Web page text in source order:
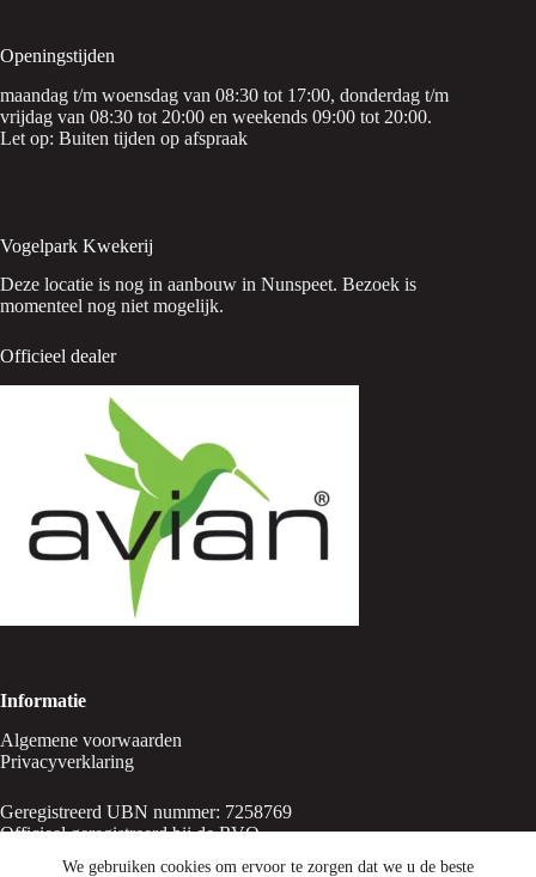
We gebruiken cookies om ervoor te zorgen dat we u de beste
Openingstijden
maandag t/m woensdag van 08:30 tot 17:00, donderdag t/m
vrijdag van 08:30 tot 20:00 en weekends 09:00 tot 20:00.
Let op: Buiten tijden op afspraak
Vogelpark Kwekerij
Deze locatie is nog in aanbouw in Nunspeet. Bezoek is
momenteel nog niet mogelijk.
Officieel dealer
Informatie
Algemene voorwaarden
Privacyverklaring
Geregistreerd UBN nummer: 7258769
Officieel geregistreerd bij de RVO